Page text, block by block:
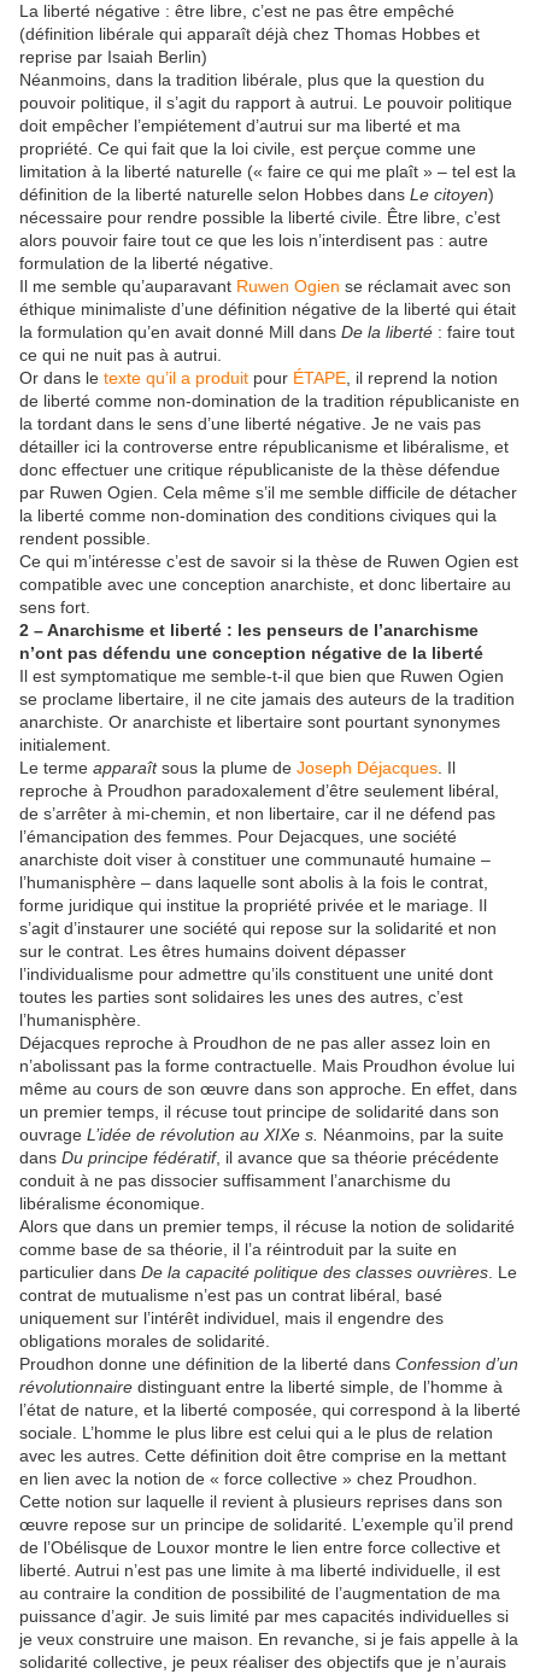
La liberté négative : être libre, c’est ne pas être empêché
(définition libérale qui apparaît déjà chez Thomas Hobbes et
reprise par Isaiah Berlin)
Néanmoins, dans la tradition libérale, plus que la question du
pouvoir politique, il s’agit du rapport à autrui. Le pouvoir politique
doit empêcher l’empiétement d’autrui sur ma liberté et ma
propriété. Ce qui fait que la loi civile, est perçue comme une
limitation à la liberté naturelle (« faire ce qui me plaît » – tel est la
définition de la liberté naturelle selon Hobbes dans Le citoyen)
nécessaire pour rendre possible la liberté civile. Être libre, c’est
alors pouvoir faire tout ce que les lois n’interdisent pas : autre
formulation de la liberté négative.
Il me semble qu’auparavant Ruwen Ogien se réclamait avec son
éthique minimaliste d’une définition négative de la liberté qui était
la formulation qu’en avait donné Mill dans De la liberté : faire tout
ce qui ne nuit pas à autrui.
Or dans le texte qu’il a produit pour ÉTAPE , il reprend la notion
de liberté comme non-domination de la tradition républicaniste en
la tordant dans le sens d’une liberté négative. Je ne vais pas
détailler ici la controverse entre républicanisme et libéralisme, et
donc effectuer une critique républicaniste de la thèse défendue
par Ruwen Ogien. Cela même s’il me semble difficile de détacher
la liberté comme non-domination des conditions civiques qui la
rendent possible.
Ce qui m’intéresse c’est de savoir si la thèse de Ruwen Ogien est
compatible avec une conception anarchiste, et donc libertaire au
sens fort.
2 – Anarchisme et liberté : les penseurs de l’anarchisme
n’ont pas défendu une conception négative de la liberté
Il est symptomatique me semble-t-il que bien que Ruwen Ogien
se proclame libertaire, il ne cite jamais des auteurs de la tradition
anarchiste. Or anarchiste et libertaire sont pourtant synonymes
initialement.
Le terme apparaîtsous la plume de Joseph Déjacques . Il
reproche à Proudhon paradoxalement d’être seulement libéral,
de s’arrêter à mi-chemin, et non libertaire, car il ne défend pas
l’émancipation des femmes. Pour Dejacques, une société
anarchiste doit viser à constituer une communauté humaine –
l’humanisphère – dans laquelle sont abolis à la fois le contrat,
forme juridique qui institue la propriété privée et le mariage. Il
s’agit d’instaurer une société qui repose sur la solidarité et non
sur le contrat. Les êtres humains doivent dépasser
l’individualisme pour admettre qu’ils constituent une unité dont
toutes les parties sont solidaires les unes des autres, c’est
l’humanisphère.
Déjacques reproche à Proudhon de ne pas aller assez loin en
n’abolissant pas la forme contractuelle. Mais Proudhon évolue lui
même au cours de son œuvre dans son approche. En effet, dans
un premier temps, il récuse tout principe de solidarité dans son
ouvrage L’idée de révolution au XIXe s. Néanmoins, par la suite
dans Du principe fédératif, il avance que sa théorie précédente
conduit à ne pas dissocier suffisamment l’anarchisme du
libéralisme économique.
Alors que dans un premier temps, il récuse la notion de solidarité
comme base de sa théorie, il l’a réintroduit par la suite en
particulier dans De la capacité politique des classes ouvrières . Le
contrat de mutualisme n’est pas un contrat libéral, basé
uniquement sur l’intérêt individuel, mais il engendre des
obligations morales de solidarité.
Proudhon donne une définition de la liberté dans Confession d’un
révolutionnaire distinguant entre la liberté simple, de l’homme à
l’état de nature, et la liberté composée, qui correspond à la liberté
sociale. L’homme le plus libre est celui qui a le plus de relation
avec les autres. Cette définition doit être comprise en la mettant
en lien avec la notion de « force collective » chez Proudhon.
Cette notion sur laquelle il revient à plusieurs reprises dans son
œuvre repose sur un principe de solidarité. L’exemple qu’il prend
de l’Obélisque de Louxor montre le lien entre force collective et
liberté. Autrui n’est pas une limite à ma liberté individuelle, il est
au contraire la condition de possibilité de l’augmentation de ma
puissance d’agir. Je suis limité par mes capacités individuelles si
je veux construire une maison. En revanche, si je fais appelle à la
solidarité collective, je peux réaliser des objectifs que je n’aurais